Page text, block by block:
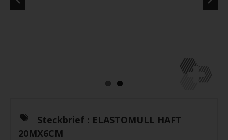
Steckbrief : ELASTOMULL HAFT
20MX6CM